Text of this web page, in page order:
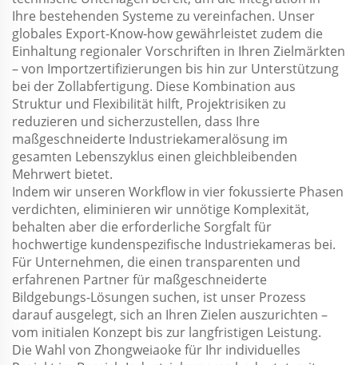
Ihre bestehenden Systeme zu vereinfachen. Unser
globales Export-Know-how gewährleistet zudem die
Einhaltung regionaler Vorschriften in Ihren Zielmärkten
– von Importzertifizierungen bis hin zur Unterstützung
bei der Zollabfertigung. Diese Kombination aus
Struktur und Flexibilität hilft, Projekt­risiken zu
reduzieren und sicherzustellen, dass Ihre
maßgeschneiderte Industriekameralösung im
gesamten Lebenszyklus einen gleichbleibenden
Mehrwert bietet.
Indem wir unseren Workflow in vier fokussierte Phasen
verdichten, eliminieren wir unnötige Komplexität,
behalten aber die erforderliche Sorgfalt für
hochwertige kundenspezifische Industriekameras bei.
Für Unternehmen, die einen transparenten und
erfahrenen Partner für maßgeschneiderte
Bildgebungs-Lösungen suchen, ist unser Prozess
darauf ausgelegt, sich an Ihren Zielen auszurichten –
vom initialen Konzept bis zur langfristigen Leistung.
Die Wahl von Zhongweiaoke für Ihr individuelles